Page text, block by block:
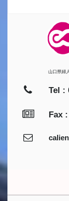
山口県婦
Tel :
Fax